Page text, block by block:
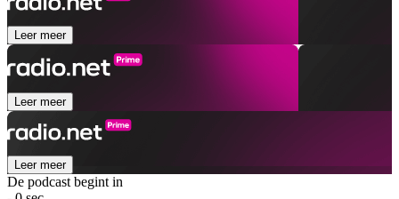
Leer meer
Leer meer
Leer meer
De podcast begint in